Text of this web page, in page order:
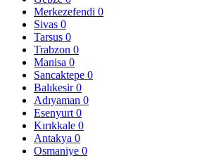
Merkezefendi 0
Sivas 0
Tarsus 0
Trabzon 0
Manisa 0
Sancaktepe 0
Balıkesir0
Adıyaman 0
Esenyurt 0
Kırıkkale 0
Antakya 0
Osmaniye 0